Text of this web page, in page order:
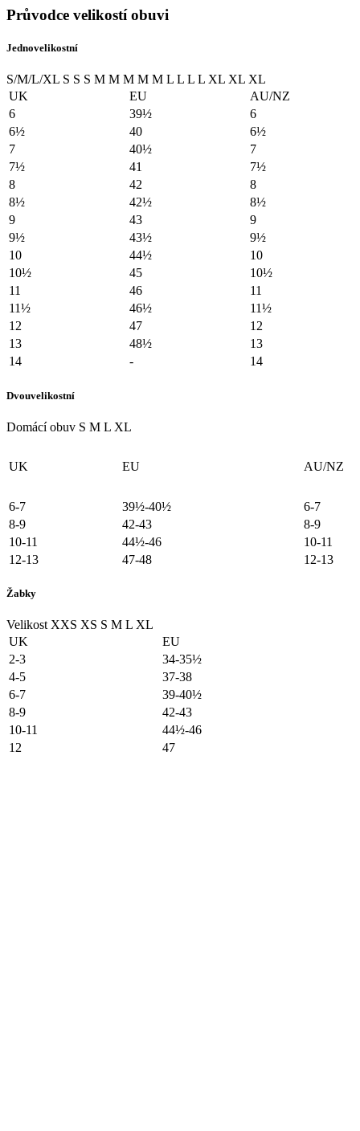
Průvodce velikostí obuvi
Jednovelikostní
S/M/L/XL S S S M M M M M L L L L XL XL XL
UK
EU
AU/NZ
6
39½
6
6½
40
6½
7
40½
7
7½
41
7½
8
42
8
8½
42½
8½
9
43
9
9½
43½
9½
10
44½
10
10½
45
10½
11
46
11
11½
46½
11½
12
47
12
13
48½
13
14
- 14
Dvouvelikostní
Domácí obuv S M L XL
UK EU AU/NZ
6-7 39½-40½
6-7
8-9
42-43
8-9
10-11
44½-46
10-11
12-13
47-48 12-13
Žabky
Velikost XXS XS S M L XL
UK
EU
2-3
34-35½
4-5
37-38
6-7
39-40½
8-9
42-43
10-11
44½-46
12
47